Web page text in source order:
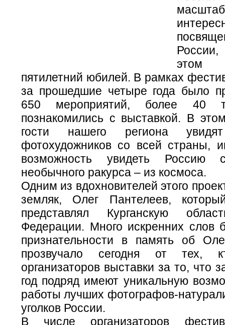
этом
пятилетний юбилей. В рамках
за прошедшие четыре года было
650 мероприятий, более 40
познакомились с выставкой. В
гости нашего региона
фотохудожников со всей страны,
возможность увидеть
необычного ракурса – из космоса.
Одним из вдохновителей этого
земляк, Олег Пантелеев,
представлял Курганскую
Федерации. Много искренних слов
признательности в память об
прозвучало сегодня от тех,
организаторов выставки за то, что
год подряд имеют уникальную
работы лучших фотографов-
уголков России.
В числе организаторов